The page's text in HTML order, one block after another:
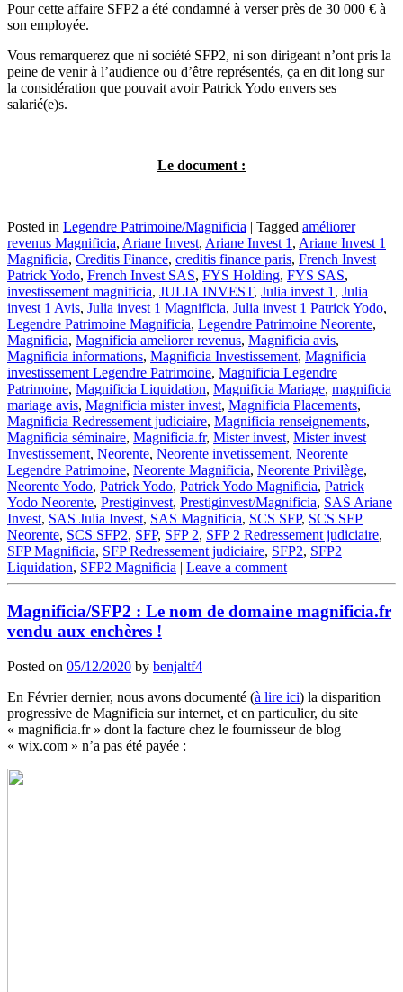
Pour cette affaire SFP2 a été condamné à verser près de 30 000 € à
son employée.
Vous remarquerez que ni société SFP2, ni son dirigeant n’ont pris la
peine de venir à l’audience ou d’être représentés, ça en dit long sur
la considération que pouvait avoir Patrick Yodo envers ses
salarié(e)s.
Le document :
Posted in Legendre Patrimoine/Magnificia | Tagged améliorer
revenus Magnificia, Ariane Invest, Ariane Invest 1 , Ariane Invest 1
Magnificia, Creditis Finance, creditis finance paris, French Invest
Patrick Yodo, French Invest SAS, FYS Holding, FYS SAS,
investissement magnificia, JULIA INVEST, Julia invest 1 , Julia
invest 1 Avis, Julia invest 1 Magnificia, Julia invest 1 Patrick Yodo,
Legendre Patrimoine Magnificia, Legendre Patrimoine Neorente,
Magnificia, Magnificia ameliorer revenus, Magnificia avis,
Magnificia informations, Magnificia Investissement, Magnificia
investissement Legendre Patrimoine, Magnificia Legendre
Patrimoine, Magnificia Liquidation, Magnificia Mariage, magnificia
mariage avis, Magnificia mister invest, Magnificia Placements,
Magnificia Redressement judiciaire, Magnificia renseignements,
Magnificia séminaire, Magnificia.fr, Mister invest, Mister invest
Investissement, Neorente, Neorente invetissement, Neorente
Legendre Patrimoine, Neorente Magnificia, Neorente Privilège,
Neorente Yodo, Patrick Yodo, Patrick Yodo Magnificia, Patrick
Yodo Neorente, Prestiginvest, Prestiginvest/Magnificia, SAS Ariane
Invest, SAS Julia Invest, SAS Magnificia, SCS SFP, SCS SFP
Neorente, SCS SFP2, SFP, SFP 2, SFP 2 Redressement judiciaire,
SFP Magnificia, SFP Redressement judiciaire, SFP2, SFP2
Liquidation, SFP2 Magnificia | Leave a comment
Magnificia/SFP2 : Le nom de domaine magnificia.fr
vendu aux enchères !
Posted on 05/12/2020 by benjaltf4
En Février dernier, nous avons documenté (à lire ici) la disparition
progressive de Magnificia sur internet, et en particulier, du site
« magnificia.fr » dont la facture chez le fournisseur de blog
« wix.com » n’a pas été payée :